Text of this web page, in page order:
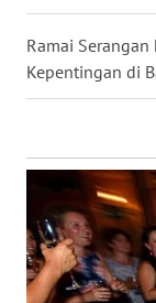
Ramai Serangan
Kepentingan di
DANAU
TOBA
WN
LANGKAT
WN